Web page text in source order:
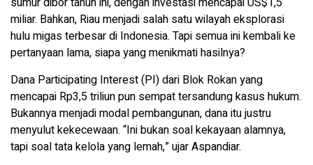
miliar. Bahkan, Riau menjadi salah satu wilayah eksplorasi
hulu migas terbesar di Indonesia. Tapi semua ini kembali ke
pertanyaan lama, siapa yang menikmati hasilnya?
Dana Participating Interest (PI) dari Blok Rokan yang
mencapai Rp3,5 triliun pun sempat tersandung kasus hukum.
Bukannya menjadi modal pembangunan, dana itu justru
menyulut kekecewaan. “Ini bukan soal kekayaan alamnya,
tapi soal tata kelola yang lemah,” ujar Aspandiar.